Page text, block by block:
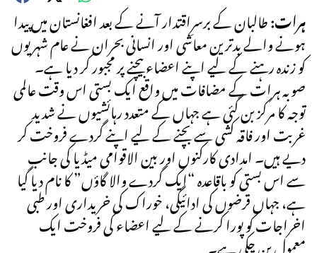
ہرات:طالبان کے برسرِاقتدار آنے کے بعد افغانستان میں پیدا
ہونے والے بدترین معاشی اور انسانی بحران نے عام شہریوں
کو زندہ رہنے کے لیے اپنے اعضاء بیچنے پر مجبور کر دیا ہے۔
صوبہ ہرات کے مضافات میں واقع ایک بستی اس وقت عالمی
توجہ کا مرکز بن گئی ہے جہاں کے متعدد رہائشیوں نے شدید
غربت اور فاقہ کشی سے بچنے کے لیے اپنے گردے فروخت کر
دیے ہیں۔ امدادی کارکنوں اور بین الاقوامی میڈیا کی جانب
سے اس بستی کو باقاعدہ “ایک گردے والا گاؤں” کا نام دیا گیا
ہے، جہاں قرضوں کی ادائیگی، خوراک کی خریداری اور طبی
اخراجات کو پورا کرنے کے لیے اعضاء کی فروخت ایک
معمول بن چکی ہے۔